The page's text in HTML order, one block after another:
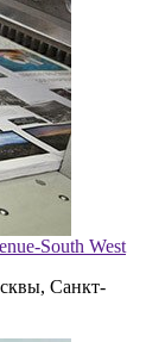
South West
Санкт-